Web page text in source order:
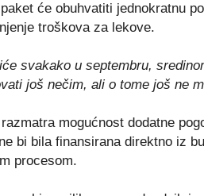
će obuhvatiti jednokratnu
troškova za lekove.
svakako u septembru,
još nečim, ali o tome još ne
mogućnost dodatne
bi bila finansirana direktno iz
procesom.